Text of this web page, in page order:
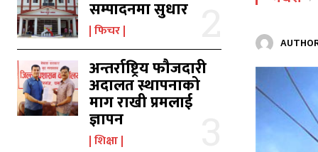
सम्पादनमा सुधार
फिचर
अन्तर्राष्ट्रिय फौजदारी
अदालत स्थापनाको
माग राखी प्रमलाई
ज्ञापन
शिक्षा